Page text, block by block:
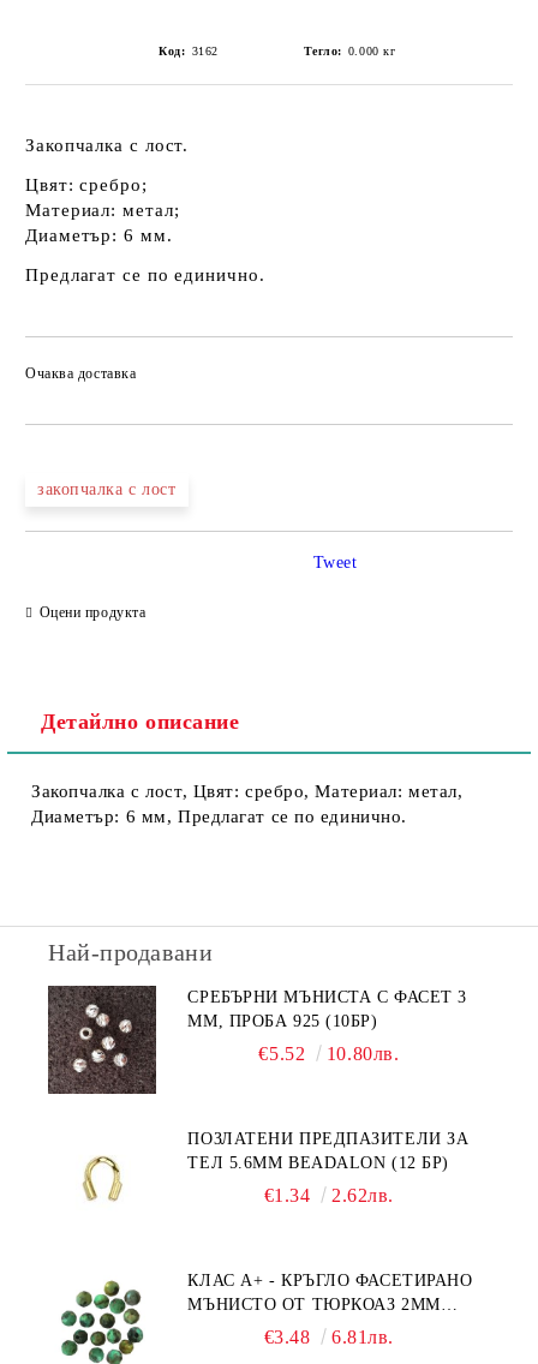
Код: 3162 Тегло: 0.000 кг
Закопчалка с лост.
Цвят: сребро;
Материал: метал;
Диаметър: 6 мм.
Предлагат се по единично.
Очаква доставка
закопчалка с лост
Оцени продукта
Tweet
Детайлно описание
Закопчалка с лост, Цвят: сребро, Материал: метал,
Диаметър: 6 мм, Предлагат се по единично.
Най-продавани
СРЕБЪРНИ МЪНИСТА С ФАСЕТ 3
ММ, ПРОБА 925 (10БР)
€5.52 10.80лв.
ПОЗЛАТЕНИ ПРЕДПАЗИТЕЛИ ЗА
ТЕЛ 5.6ММ BEADALON (12 БР)
€1.34 2.62лв.
КЛАС А+ - КРЪГЛО ФАСЕТИРАНО
МЪНИСТО ОТ ТЮРКОАЗ 2ММ
€3.48 6.81лв.